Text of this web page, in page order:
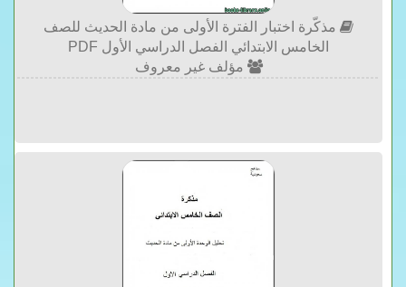
مذكّرة اختبار الفترة الأولى من مادة الحديث للصف
الخامس الابتدائي الفصل الدراسي الأول PDF
مؤلف غير معروف